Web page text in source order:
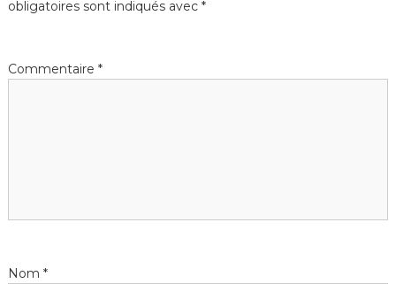
obligatoires sont indiqués avec *
Commentaire *
Nom *